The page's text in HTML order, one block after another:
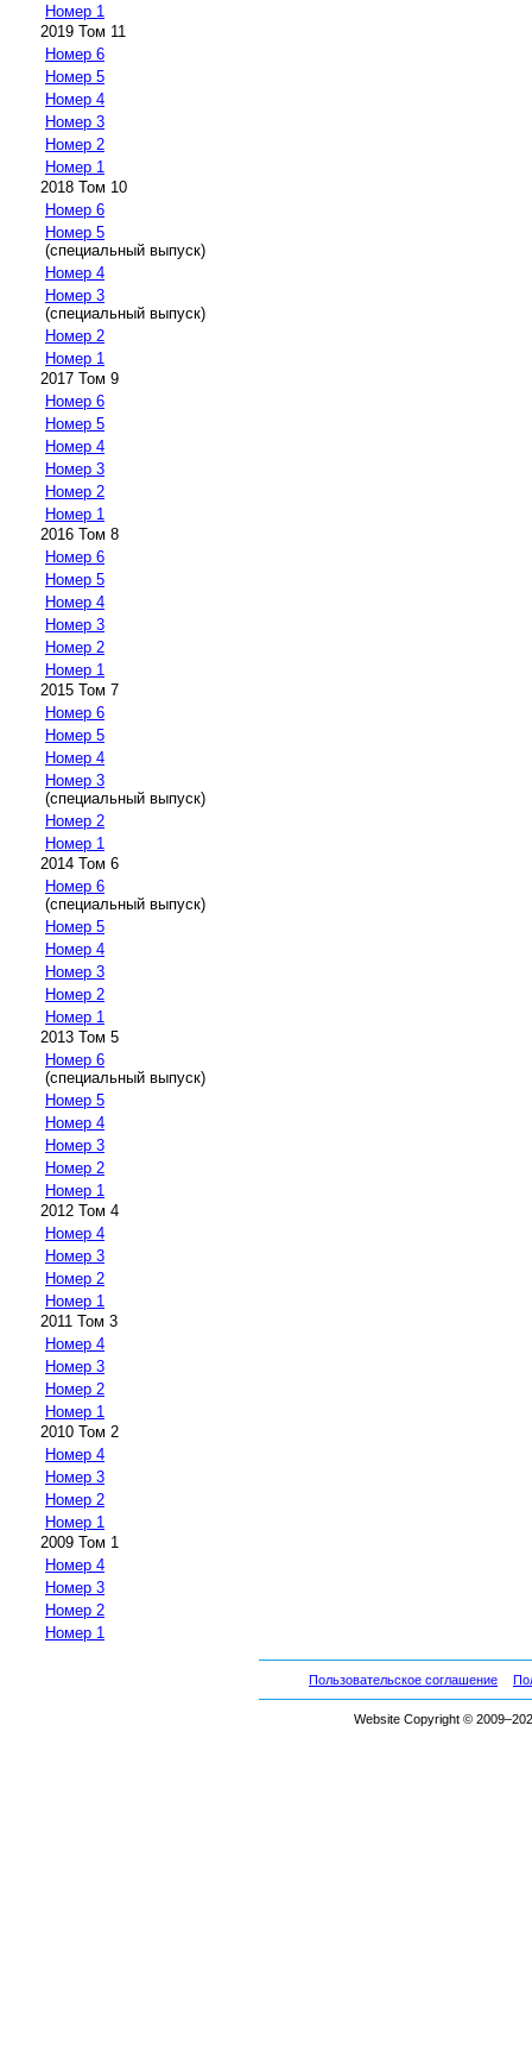
Номер 1
2019 Том 11
Номер 6
Номер 5
Номер 4
Номер 3
Номер 2
Номер 1
2018 Том 10
Номер 6
Номер 5
(специальный выпуск)
Номер 4
Номер 3
(специальный выпуск)
Номер 2
Номер 1
2017 Том 9
Номер 6
Номер 5
Номер 4
Номер 3
Номер 2
Номер 1
2016 Том 8
Номер 6
Номер 5
Номер 4
Номер 3
Номер 2
Номер 1
2015 Том 7
Номер 6
Номер 5
Номер 4
Номер 3
(специальный выпуск)
Номер 2
Номер 1
2014 Том 6
Номер 6
(специальный выпуск)
Номер 5
Номер 4
Номер 3
Номер 2
Номер 1
2013 Том 5
Номер 6
(специальный выпуск)
Номер 5
Номер 4
Номер 3
Номер 2
Номер 1
2012 Том 4
Номер 4
Номер 3
Номер 2
Номер 1
2011 Том 3
Номер 4
Номер 3
Номер 2
Номер 1
2010 Том 2
Номер 4
Номер 3
Номер 2
Номер 1
2009 Том 1
Номер 4
Номер 3
Номер 2
Номер 1
Пользовательское соглашение
Website Copyright ©